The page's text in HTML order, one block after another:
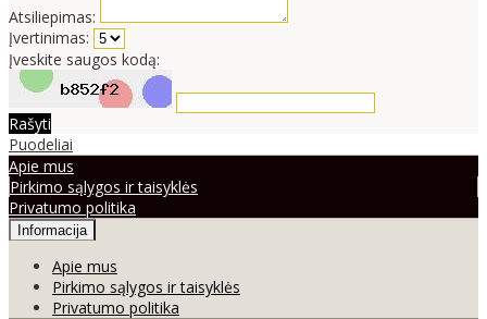
Atsiliepimas:
Įvertinimas:
Įveskite saugos kodą:
Rašyti
Puodeliai
Apie mus
Pirkimo sąlygos ir taisyklės
Privatumo politika
Informacija
Apie mus
Pirkimo sąlygos ir taisyklės
Privatumo politika